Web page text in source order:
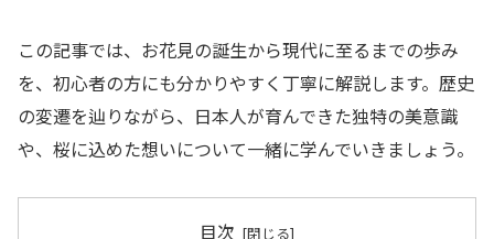
この記事では、お花見の誕生から現代に至るまでの歩み
を、初心者の方にも分かりやすく丁寧に解説します。歴史
の変遷を辿りながら、日本人が育んできた独特の美意識
や、桜に込めた想いについて一緒に学んでいきましょう。
目次